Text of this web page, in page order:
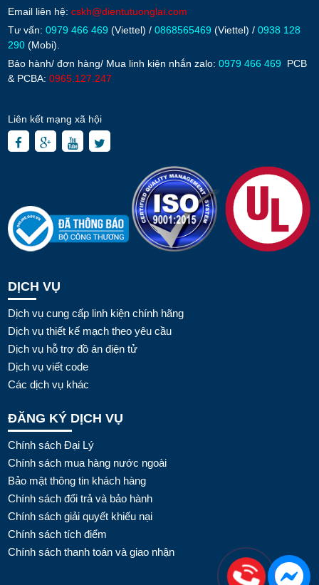
Email liên hệ: cskh@dientutuonglai.com
Tư vấn: 0979 466 469 (Viettel) / 0868565469 (Viettel) / 0938 128
290 (Mobi).
Bảo hành/ đơn hàng/ Mua linh kiện nhắn zalo: 0979 466 469
PCB
& PCBA: 0965.127.247
Liên kết mạng xã hội
DỊCH VỤ
Dịch vụ cung cấp linh kiện chính hãng
Dịch vụ thiết kế mạch theo yêu cầu
Dịch vụ hỗ trợ đồ án điện tử
Dịch vụ viết code
Các dịch vụ khác
ĐĂNG KÝ DỊCH VỤ
Chính sách Đại Lý
Chính sách mua hàng nước ngoài
Bảo mật thông tin khách hàng
Chính sách đổi trả và bảo hành
Chính sách giải quyết khiếu nại
Chính sách tích điểm
Chính sách thanh toán và giao nhận